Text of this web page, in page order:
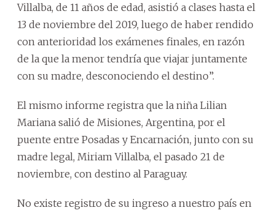
Villalba, de 11 años de edad, asistió a clases hasta el
13 de noviembre del 2019, luego de haber rendido
con anterioridad los exámenes finales, en razón
de la que la menor tendría que viajar juntamente
con su madre, desconociendo el destino”.
El mismo informe registra que la niña Lilian
Mariana salió de Misiones, Argentina, por el
puente entre Posadas y Encarnación, junto con su
madre legal, Miriam Villalba, el pasado 21 de
noviembre, con destino al Paraguay.
No existe registro de su ingreso a nuestro país en